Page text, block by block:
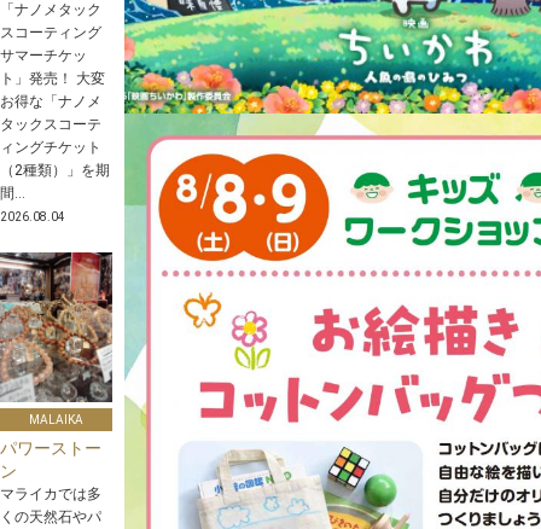
「ナノメタック
スコーティング
サマーチケッ
ト」発売！ 大変
お得な「ナノメ
タックスコーテ
ィングチケット
（2種類）」を期
間...
2026.08.04
MALAIKA
パワーストー
ン
マライカでは多
くの天然石やパ